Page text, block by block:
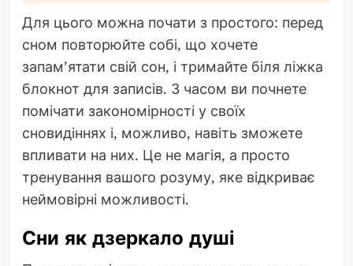
Для цього можна почати з простого: перед
сном повторюйте собі, що хочете
запам’ятати свій сон, і тримайте біля ліжка
блокнот для записів. З часом ви почнете
помічати закономірності у своїх
сновидіннях і, можливо, навіть зможете
впливати на них. Це не магія, а просто
тренування вашого розуму, яке відкриває
неймовірні можливості.
Сни як дзеркало душі